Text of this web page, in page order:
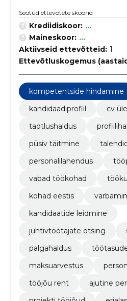
Seotud ettevõtete skoorid
Krediidiskoor: ...
Maineskoor: ...
Aktiivseid ettevõtteid: 1
Ettevõtluskogemus
kompetentside hindamine
kandidaadiprofiil
cv
taotlushaldus
püsiv täitmine
personalilahendus
vabad töökohad
kohad eestis
kandidaatide leidmine
juhtivtöötajate otsing
palgahaldus
maksuarvestus
tööjõu rent
ajutine